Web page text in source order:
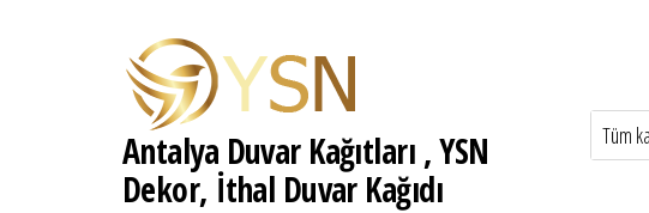
Antalya Duvar Kağıtları , YSN
Dekor, İthal Duvar Kağıdı